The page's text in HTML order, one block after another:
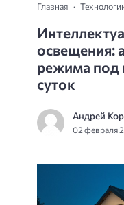
Главная
освещения:
режима под
суток
Андрей
02 февраля